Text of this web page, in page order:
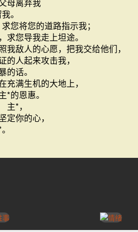
母离弃我
。
您将您的道路指示我；
求您导我走上坦途。
我敌人的心愿，把我交给他们，
的人起来攻击我，
的话。
充满生机的大地上，
的恩惠。
*，
定你的心，